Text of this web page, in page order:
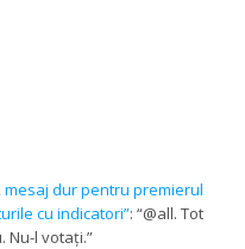
dur pentru premierul
cu indicatori”: “@all. Tot
Nu-l votați.”